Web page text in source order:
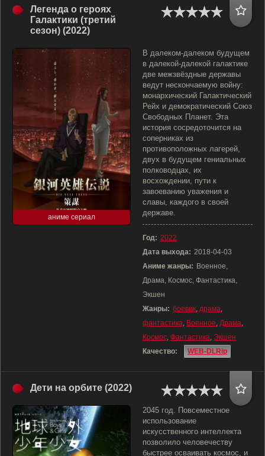
Легенда о героях
Галактики (третий
сезон) (2022)
аниме сериал
В далеком-далеком будущем
в далекой-далекой галактике
две межзвёздные державы
ведут нескончаемую войну:
монархический Галактический
Рейх и демократический Союз
Свободных Планет. Эта
история сосредоточится на
соперниках из
противоположных лагерей,
двух в будущем гениальных
полководцах, их
восхождении, пути к
завоеванию уважения и
славы, каждого в своей
державе.
Год: 2022
Дата выхода: 2018-04-03
Аниме жанры: Военное,
Драма, Космос, Фантастика,
Экшен
Жанры: боевик, драма,
фантастика, Военное, Драма,
Космос, Фантастика, Экшен
Качество:
WEB-DLRip
Дети на орбите (2022)
2045 год. Повсеместное
использование
искусственного интеллекта
позволило человечеству
быстрее осваивать космос, и